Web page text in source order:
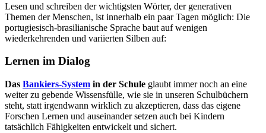
Lesen und schreiben der wichtigsten Wörter, der generativen
Themen der Menschen, ist innerhalb ein paar Tagen möglich: Die
portugiesisch-brasilianische Sprache baut auf wenigen
wiederkehrenden und variierten Silben auf:
Lernen im Dialog
Das Bankiers-System in der Schule glaubt immer noch an eine
weiter zu gebende Wissensfülle, wie sie in unseren Schulbüchern
steht, statt irgendwann wirklich zu akzeptieren, dass das eigene
Forschen Lernen und auseinander setzen auch bei Kindern
tatsächlich Fähigkeiten entwickelt und sichert.